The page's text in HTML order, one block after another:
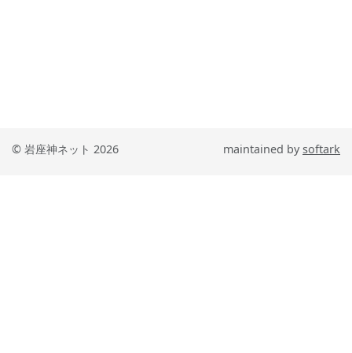
© 岩座神ネット 2026 maintained bysoftark